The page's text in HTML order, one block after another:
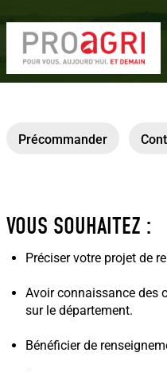
Précommander
VOUS SOUHAITEZ :
Préciser votre projet de
Avoir connaissance des
sur le département.
Bénéficier de